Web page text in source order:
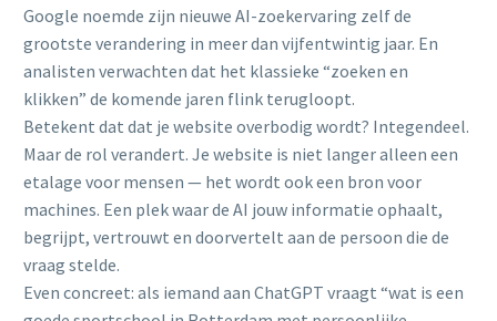
Google noemde zijn nieuwe AI-zoekervaring zelf de
grootste verandering in meer dan vijfentwintig jaar. En
analisten verwachten dat het klassieke “zoeken en
klikken” de komende jaren flink terugloopt.
Betekent dat dat je website overbodig wordt? Integendeel.
Maar de rol verandert. Je website is niet langer alleen een
etalage voor mensen — het wordt ook een bron voor
machines. Een plek waar de AI jouw informatie ophaalt,
begrijpt, vertrouwt en doorvertelt aan de persoon die de
vraag stelde.
Even concreet: als iemand aan ChatGPT vraagt “wat is een